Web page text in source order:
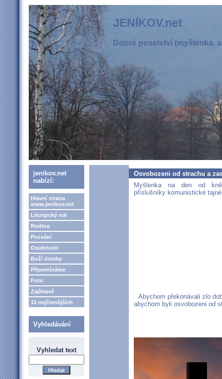
JENÍKOV.net
Dobré poselství (myšlenka,
jenikov.net
nabízí:
Hlavní strana
www.jenikov.net
Liturgický rok
Rodina
Pozvání
Osobnosti
Boží doteky
Připomínáme
Foto
Zajímavé
15 nejčtenějších
Vyhledávání
Vyhledat text
Osvobozeni od strachu a
Myšlenka na den od
příslušníky komunistické
Abychom překonávali zlo
abychom byli osvobozeni od